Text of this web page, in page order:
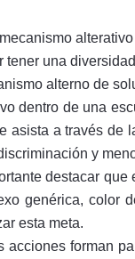
tener una
alterno de
dentro de una
asista a través de
y
destacar
genérica, color
esta meta.
acciones forman